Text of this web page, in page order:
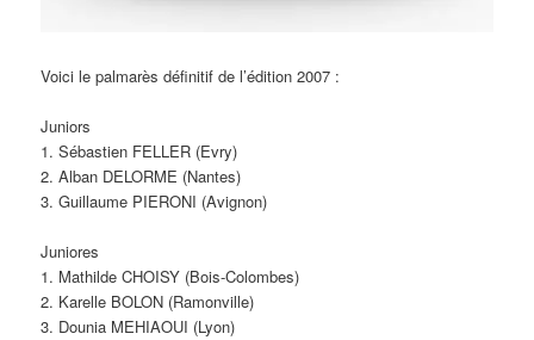
Voici le palmarès définitif de l’édition 2007 :
Juniors
1. Sébastien FELLER (Evry)
2. Alban DELORME (Nantes)
3. Guillaume PIERONI (Avignon)
Juniores
1. Mathilde CHOISY (Bois-Colombes)
2. Karelle BOLON (Ramonville)
3. Dounia MEHIAOUI (Lyon)